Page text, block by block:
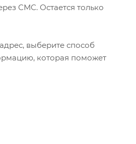
СМС. Остается только
выберите способ
которая поможет